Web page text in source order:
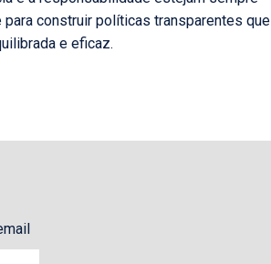
construir políticas transparentes que
e eficaz.